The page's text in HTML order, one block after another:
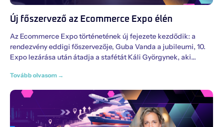
Új főszervező az Ecommerce Expo élén
Az Ecommerce Expo történetének új fejezete kezdődik: a
rendezvény eddigi főszervezője, Guba Vanda a jubileumi, 10.
Expo lezárása után átadja a stafétát Káli Györgynek, aki
Tovább olvasom →